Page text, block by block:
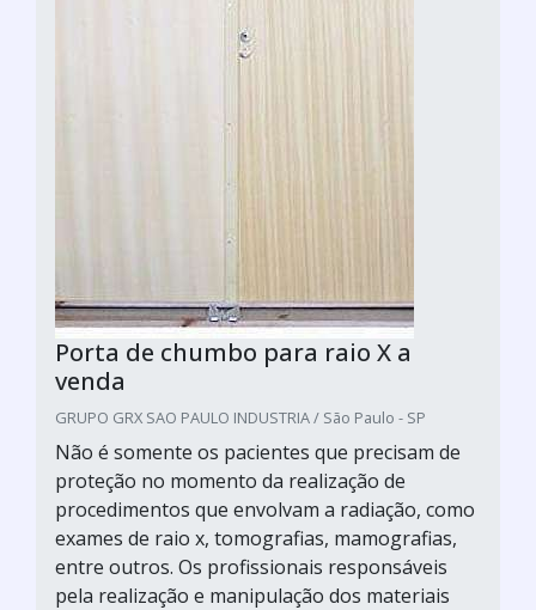
Porta de chumbo para raio X a
venda
GRUPO GRX SAO PAULO INDUSTRIA / São Paulo - SP
Não é somente os pacientes que precisam de
proteção no momento da realização de
procedimentos que envolvam a radiação, como
exames de raio x, tomografias, mamografias,
entre outros. Os profissionais responsáveis
pela realização e manipulação dos materiais